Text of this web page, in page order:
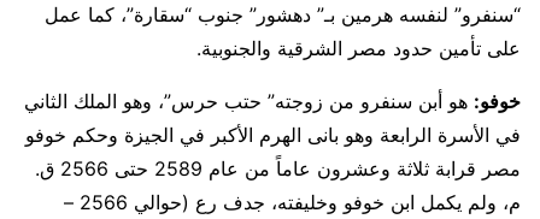
“سنفرو” لنفسه هرمين بـ” دهشور” جنوب “سقارة”، كما عمل
على تأمين حدود مصر الشرقية والجنوبية.
خوفو: هو أبن سنفرو من زوجته” حتب حرس”، وهو الملك الثاني
في الأسرة الرابعة وهو بانى الهرم الأكبر في الجيزة وحكم خوفو
مصر قرابة ثلاثة وعشرون عاماً من عام 2589 حتى 2566 ق.
م، ولم يكمل ابن خوفو وخليفته، جدف رع (حوالي 2566 –